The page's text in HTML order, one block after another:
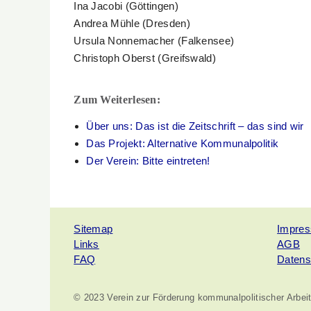
Ina Jacobi (Göttingen)
Andrea Mühle (Dresden)
Ursula Nonnemacher (Falkensee)
Christoph Oberst (Greifswald)
Zum Weiterlesen:
Über uns: Das ist die Zeitschrift – das sind wir
Das Projekt: Alternative Kommunalpolitik
Der Verein: Bitte eintreten!
Sitemap
Links
FAQ
AGB
© 2023 Verein zur Förderung kommunalpolitischer